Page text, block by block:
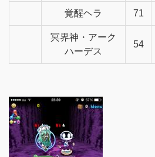
覚醒ヘラ 71
冥界神・アーク
ハーデス
54